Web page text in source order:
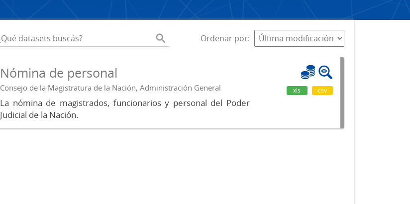
Ordenar por
Nómina de personal
Consejo de la Magistratura de la Nación, Administración General
La nómina de magistrados, funcionarios y personal del Poder
Judicial de la Nación.
xls csv